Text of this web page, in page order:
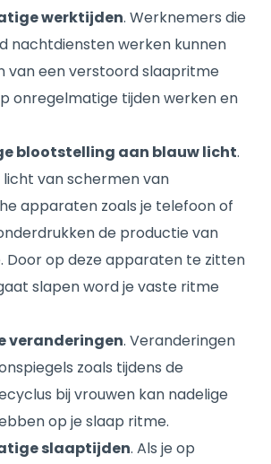
werktijden. Werknemers die
nachtdiensten werken kunnen
van een verstoord slaapritme
onregelmatige tijden werken en
blootstelling aan blauw licht.
licht van schermen van
apparaten zoals je telefoon of
de productie van
Door op deze apparaten te zitten
slapen word je vaste ritme
veranderingen. Veranderingen
zoals tijdens de
bij vrouwen kan nadelige
op je slaap ritme.
slaaptijden. Als je op